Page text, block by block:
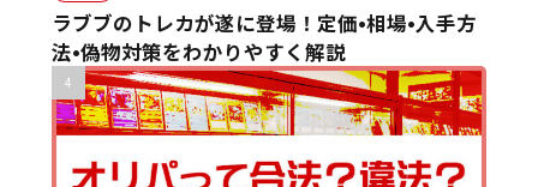
ラブブのトレカが遂に登場！定価•相場•入手方
法•偽物対策をわかりやすく解説